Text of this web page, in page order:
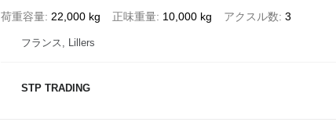
荷重容量 22,000 kg 正味重量 10,000 kg アクスル数 3
フランス, Lillers
STP TRADING